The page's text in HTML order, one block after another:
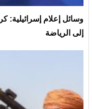
وسائل إعلام إسرائيلية:
إلى الرياضة